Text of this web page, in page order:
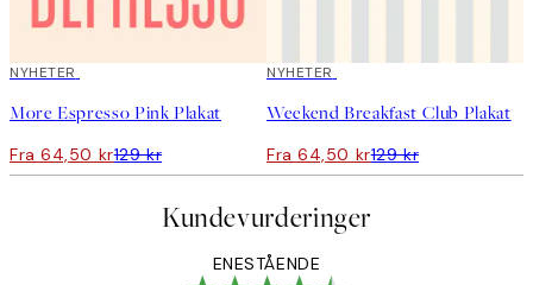
50%*
NYHETER
More Espresso Pink Plakat
Fra 64,50 kr129 kr
50%*
NYHETER
Weekend Breakfast Club Plakat
Fra 64,50 kr129 kr
Kundevurderinger
ENESTÅENDE